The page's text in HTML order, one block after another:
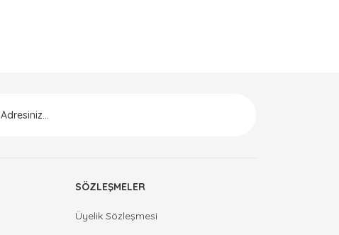
SÖZLEŞMELER
Üyelik Sözleşmesi